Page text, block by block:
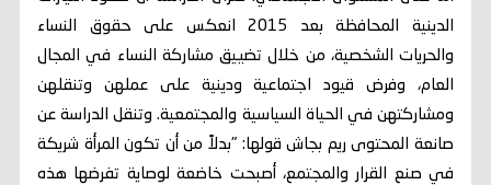
الدينية المحافظة بعد 2015 انعكس على حقوق النساء
والحريات الشخصية، من خلال تضييق مشاركة النساء في المجال
العام، وفرض قيود اجتماعية ودينية على عملهن وتنقلهن
ومشاركتهن في الحياة السياسية والمجتمعية. وتنقل الدراسة عن
صانعة المحتوى ريم بجاش قولها: "بدلاً من أن تكون المرأة شريكة
في صنع القرار والمجتمع، أصبحت خاضعة لوصاية تفرضها هذه